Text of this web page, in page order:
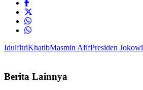
IdulfitriKhatibMasmin AfifPresiden Jokowi
Berita Lainnya